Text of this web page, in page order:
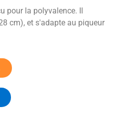
pour la polyvalence. Il
cm), et s'adapte au piqueur